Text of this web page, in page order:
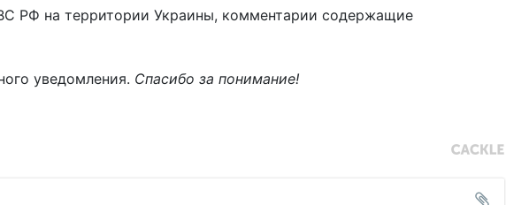
РФ на территории Украины, комментарии содержащие
уведомления. Спасибо за понимание!